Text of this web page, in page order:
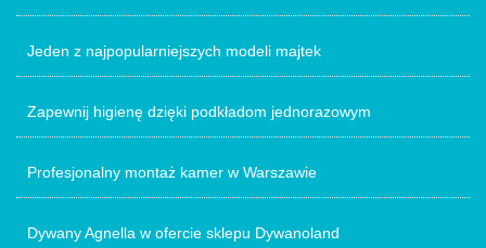
Jeden z najpopularniejszych modeli majtek
Zapewnij higienę dzięki podkładom jednorazowym
Profesjonalny montaż kamer w Warszawie
Dywany Agnella w ofercie sklepu Dywanoland